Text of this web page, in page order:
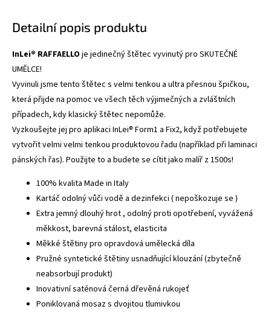
Detailní popis produktu
InLei® RAFFAELLO je jedinečný štětec vyvinutý pro SKUTEČNÉ
UMĚLCE!
Vyvinuli jsme tento štětec s velmi tenkou a ultra přesnou špičkou,
která přijde na pomoc ve všech těch výjimečných a zvláštních
případech, kdy klasický štětec nepomůže.
Vyzkoušejte jej pro aplikaci InLei® Form1 a Fix2, když potřebujete
vytvořit velmi velmi tenkou produktovou řadu (například při laminaci
pánských řas). Použijte to a budete se cítit jako malíř z 1500s!
100% kvalita Made in Italy
Kartáč odolný vůči vodě a dezinfekci ( nepoškozuje se )
Extra jemný dlouhý hrot , odolný proti opotřebení, vyvážená
měkkost, barevná stálost, elasticita
Měkké štětiny pro opravdová umělecká díla
Pružné syntetické štětiny usnadňující klouzání (zbytečně
neabsorbují produkt)
Inovativní saténová černá dřevěná rukojeť
Poniklovaná mosaz s dvojitou tlumivkou